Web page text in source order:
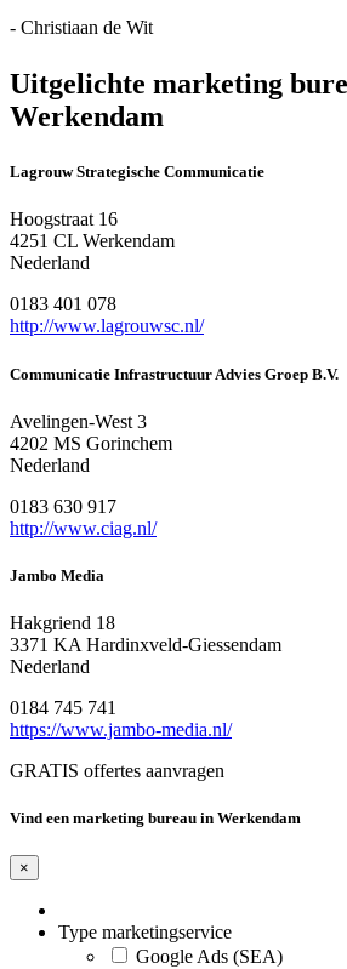
- Christiaan de Wit
Uitgelichte marketing
Werkendam
Lagrouw Strategische Communicatie
Hoogstraat 16
4251 CL Werkendam
Nederland
0183 401 078
http://www.lagrouwsc.nl/
Communicatie Infrastructuur Advies Groep B.V.
Avelingen-West 3
4202 MS Gorinchem
Nederland
0183 630 917
http://www.ciag.nl/
Jambo Media
Hakgriend 18
3371 KA Hardinxveld-Giessendam
Nederland
0184 745 741
https://www.jambo-media.nl/
GRATIS offertes aanvragen
Vind een marketing bureau in Werkendam
×
Type marketingservice
Google Ads (SEA)